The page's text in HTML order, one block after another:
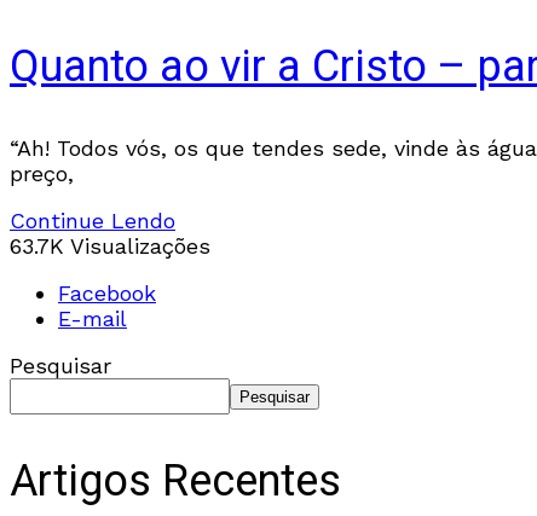
Quanto ao vir a Cristo –
“Ah! Todos vós, os que tendes sede, vinde às
preço,
Continue Lendo
63.7K Visualizações
Facebook
E-mail
Pesquisar
Pesquisar
Artigos Recentes